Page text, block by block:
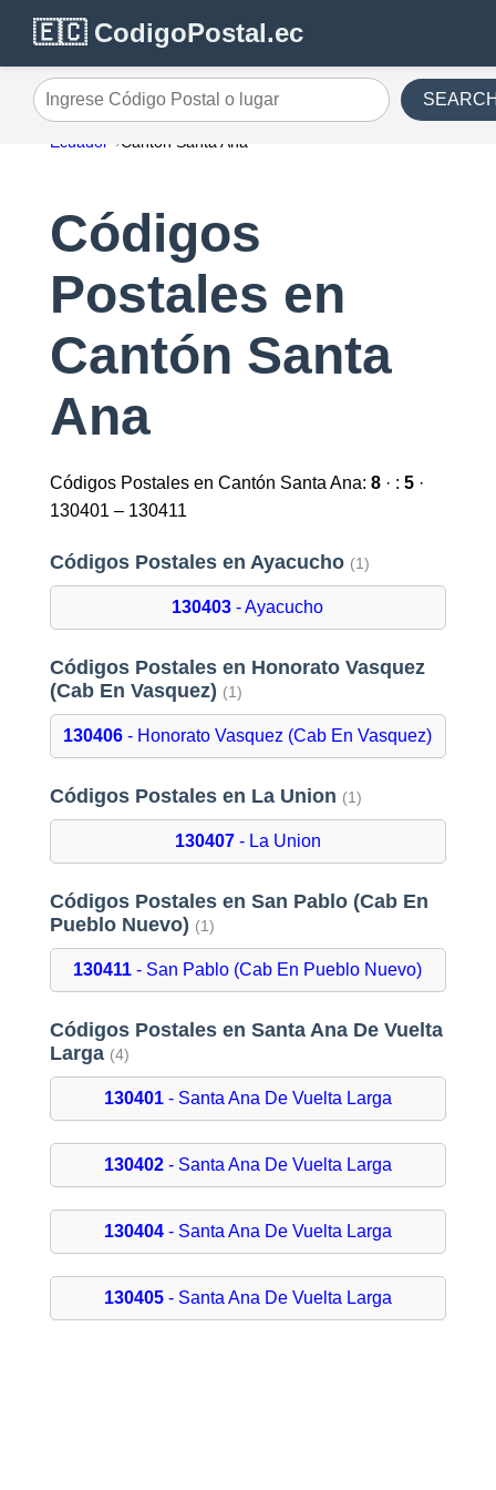
🇪🇨 CodigoPostal.ec
Ingrese Código Postal o lugar
Ecuador Cantón Santa Ana
Códigos
Postales en
Cantón Santa
Ana
Códigos Postales en Cantón Santa Ana: 8· : 5·
130401 – 130411
Códigos Postales en Ayacucho (1)
130403 - Ayacucho
Códigos Postales en Honorato Vasquez
(Cab En Vasquez) (1)
130406 - Honorato Vasquez (Cab En Vasquez)
Códigos Postales en La Union (1)
130407- La Union
Códigos Postales en San Pablo (Cab En
Pueblo Nuevo) (1)
130411 - San Pablo (Cab En Pueblo Nuevo)
Códigos Postales en Santa Ana De Vuelta
Larga (4)
130401- Santa Ana De Vuelta Larga
130402- Santa Ana De Vuelta Larga
130404- Santa Ana De Vuelta Larga
130405- Santa Ana De Vuelta Larga